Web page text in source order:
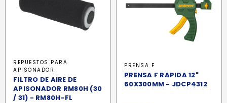
REPUESTOS PARA
APISONADOR
FILTRO DE AIRE DE
APISONADOR RM80H (30
/ 31) - RM80H-FL
PRENSA F
PRENSA F RAPIDA 12"
60X300MM - JDCP4312